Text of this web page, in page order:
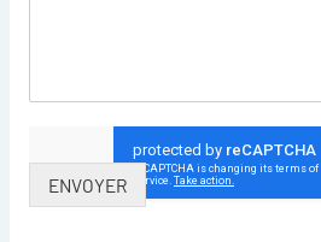
ENVOYER